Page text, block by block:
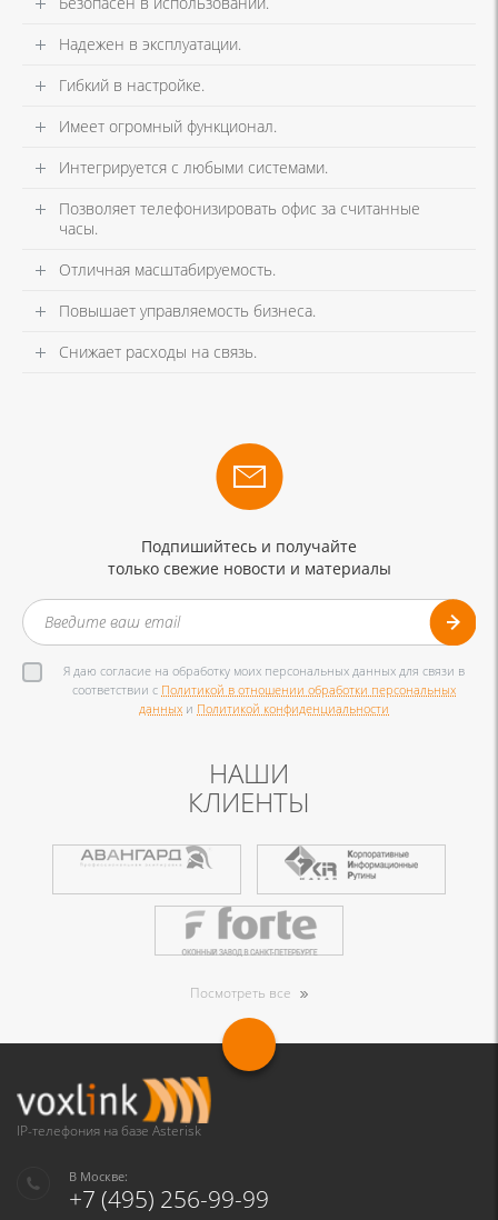
Надежен в эксплуатации.
Гибкий в настройке.
Имеет огромный функционал.
Интегрируется с любыми системами.
Позволяет телефонизировать офис за считанные
часы.
Отличная масштабируемость.
Повышает управляемость бизнеса.
Снижает расходы на связь.
Подпишийтесь и получайте
только свежие новости и материалы
Я даю согласие на обработку моих персональных данных для связи в
соответствии с Политикой в отношении обработки персональных
данных и Политикой конфиденциальности
НАШИ
КЛИЕНТЫ
Посмотреть все
IP-телефония на базе Asterisk
В Москве:
+7 (495) 256-99-99